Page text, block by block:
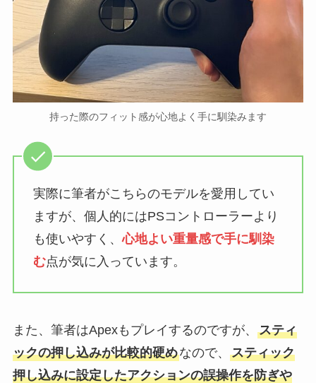
持った際のフィット感が心地よく手に馴染みます
実際に筆者がこちらのモデルを愛用してい
ますが、個人的にはPSコントローラーより
も使いやすく、心地よい重量感で手に馴染
む点が気に入っています。
また、筆者はApexもプレイするのですが、 スティ
ックの押し込みが比較的硬めなので、 スティック
押し込みに設定したアクションの誤操作を防ぎや